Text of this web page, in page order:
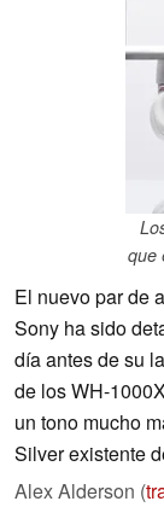
que
El nuevo par de
Sony ha sido
día antes de su
de los WH-
un tono mucho
Silver existente
Alex Alderson (